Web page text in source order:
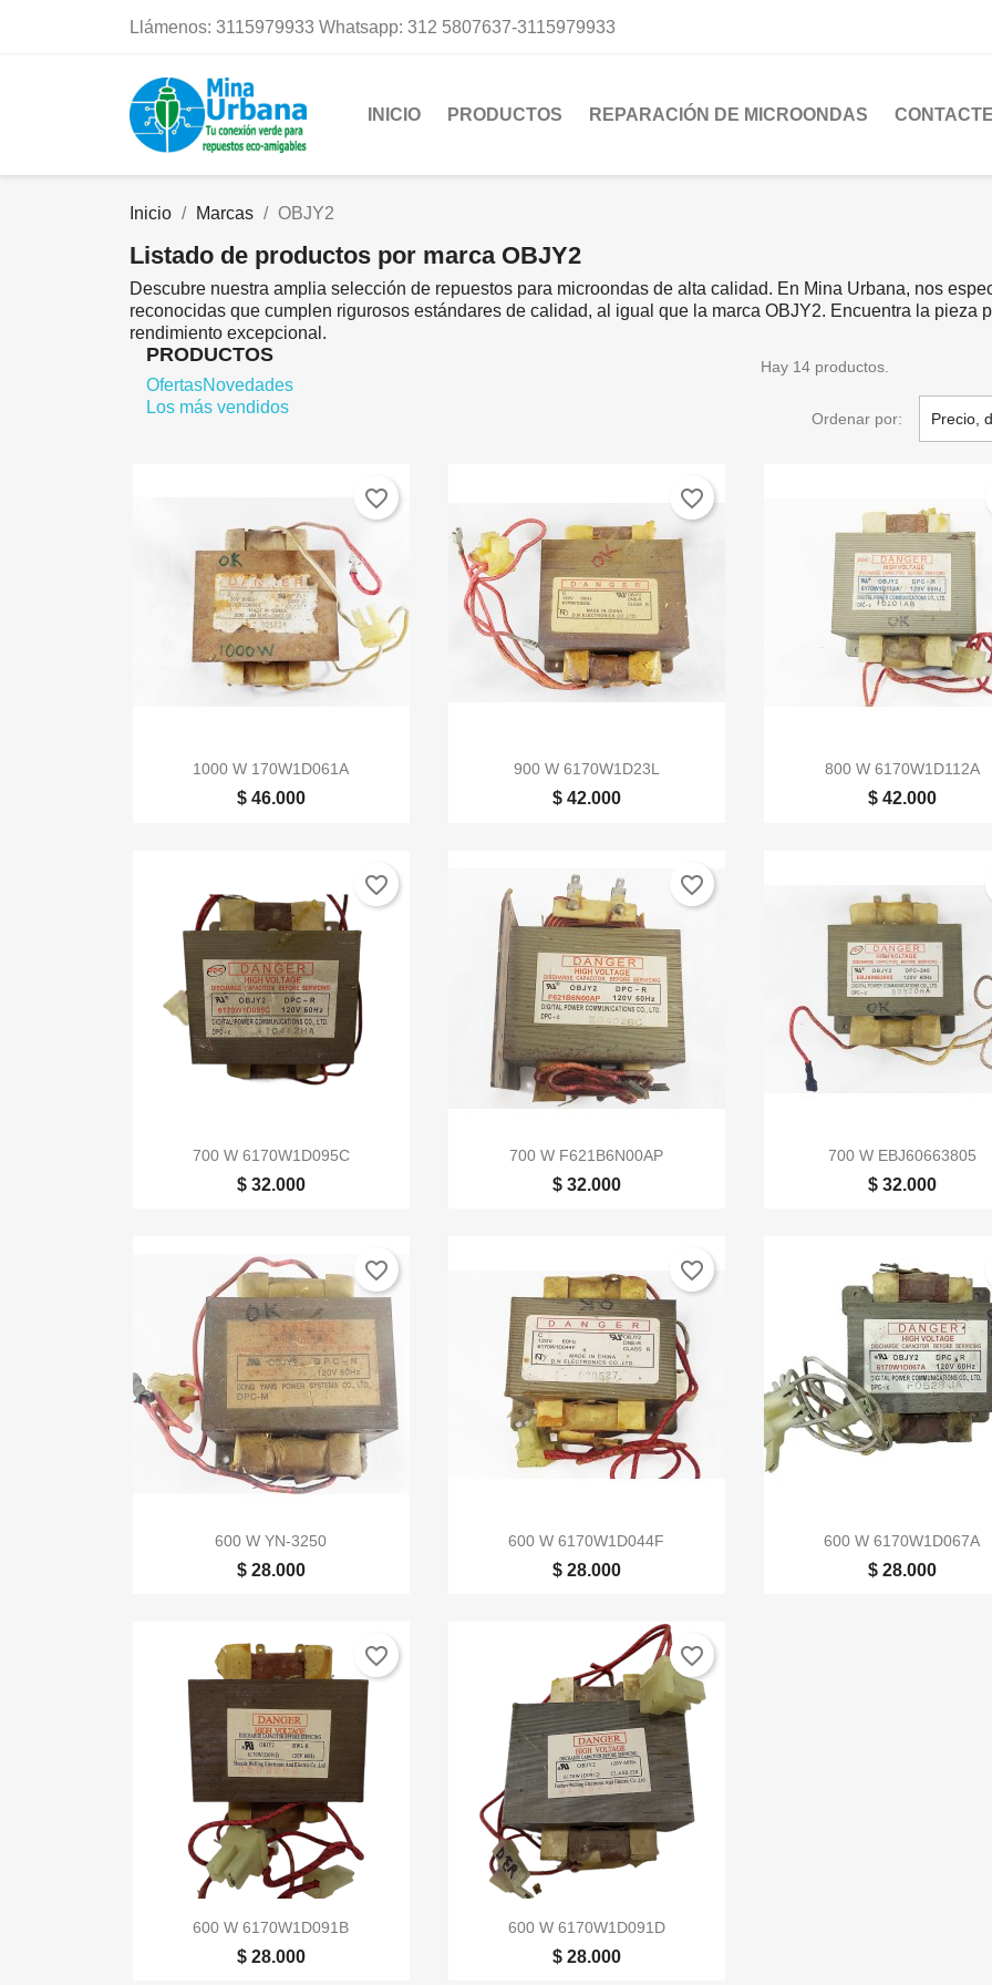
Llámenos: 3115979933 Whatsapp: 312 5807637-3115979933
INICIO PRODUCTOS REPARACIÓN DE MICROONDAS
Inicio Marcas OBJY2
Listado de productos por marca OBJY2
Descubre nuestra amplia selección de repuestos para microondas de alta calidad. En Mina Urbana, nos
reconocidas que cumplen rigurosos estándares de calidad, al igual que la marca OBJY2. Encuentra la pieza
rendimiento excepcional.
PRODUCTOS
OfertasNovedades
Los más vendidos
Hay 14 productos.
Ordenar por: Precio,
Vista rápida
1000 W 170W1D061A
$ 46.000
favorite_border
Vista rápida
900 W 6170W1D23L
$ 42.000
favorite_border
Vista rápida
800 W 6170W1D112A
$ 42.000
Vista rápida
700 W 6170W1D095C
$ 32.000
favorite_border
Vista rápida
700 W F621B6N00AP
$ 32.000
favorite_border
Vista rápida
700 W EBJ60663805
$ 32.000
Vista rápida
600 W YN-3250
$ 28.000
favorite_border
Vista rápida
600 W 6170W1D044F
$ 28.000
favorite_border
Vista rápida
600 W 6170W1D067A
$ 28.000
Vista rápida
600 W 6170W1D091B
$ 28.000
favorite_border
Vista rápida
600 W 6170W1D091D
$ 28.000
favorite_border